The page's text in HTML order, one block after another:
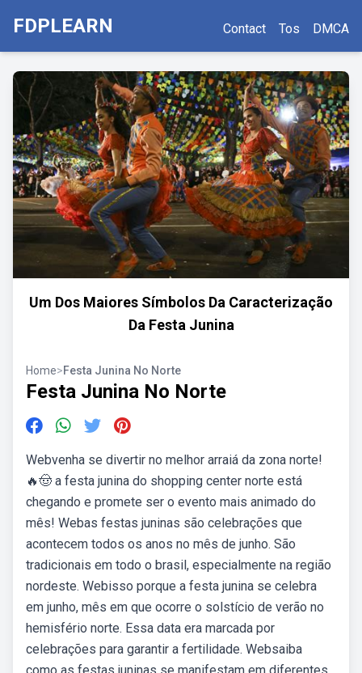
FDPLEARN Contact Tos DMCA
Um Dos Maiores Símbolos Da Caracterização
Da Festa Junina
Home>Festa Junina No Norte
Festa Junina No Norte
Webvenha se divertir no melhor arraiá da zona norte!
🔥🤠 a festa junina do shopping center norte está
chegando e promete ser o evento mais animado do
mês! Webas festas juninas são celebrações que
acontecem todos os anos no mês de junho. São
tradicionais em todo o brasil, especialmente na região
nordeste. Webisso porque a festa junina se celebra
em junho, mês em que ocorre o solstício de verão no
hemisfério norte. Essa data era marcada por
celebrações para garantir a fertilidade. Websaiba